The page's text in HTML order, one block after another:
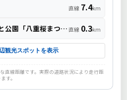
直線 7.4km
静峰ふるさと公園「八重桜まつり」 直線 0.3km
観光スポットを表示
直線距離です。実際の道路状況により走行距
す。